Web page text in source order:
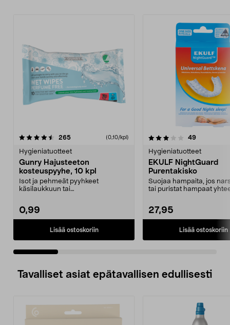
265arvostelut (0,10/kpl)
Hygieniatuotteet
Gunry Hajusteeton
kosteuspyyhe, 10 kpl
Isot ja pehmeät pyyhkeet
käsilaukkuun tai
0,99
Lisää ostoskoriin
3.5 viidestä
49arvostelut
Hygieniatuotteet
EKULF NightGuard
Purentakisko
Suojaa hampaita, jos
tai puristat hampaat
27,95
Lisää ostoskoriin
4.5 viidestä
Tavalliset asiat epätavallisen edullisesti